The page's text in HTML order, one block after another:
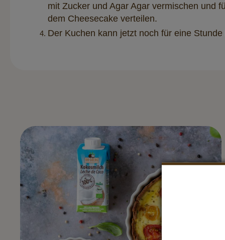
mit Zucker und Agar Agar vermischen und
dem Cheesecake verteilen.
Der Kuchen kann jetzt noch für eine